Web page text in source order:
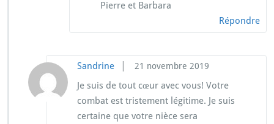
Pierre et Barbara
Répondre
Sandrine 21 novembre 2019
Je suis de tout cœur avec vous! Votre
combat est tristement légitime. Je suis
certaine que votre nièce sera